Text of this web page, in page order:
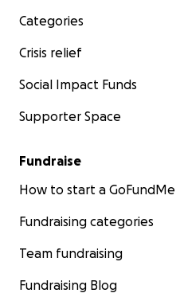
Categories
Crisis relief
Social Impact Funds
Supporter Space
Fundraise
How to start a GoFundMe
Fundraising categories
Team fundraising
Fundraising Blog